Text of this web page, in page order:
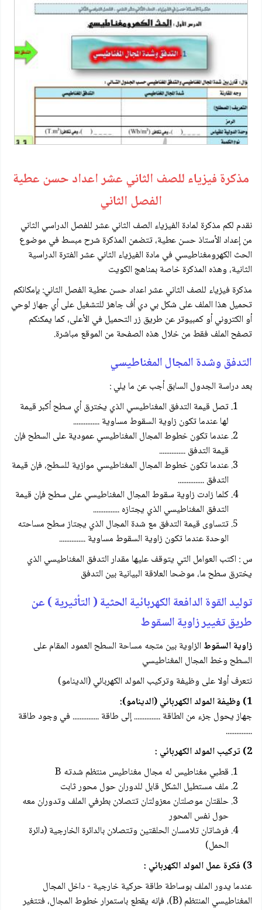
مذكرة فيزياء للصف الثاني عشر اعداد حسن عطية
الفصل الثاني
نقدم لكم مذكرة لمادة الفيزياء الصف الثاني عشر للفصل الدراسي الثاني
من إعداد الأستاذ حسن عطية، تتضمن المذكرة شرح مبسط في موضوع
الحث الكهرومغناطيسي في مادة الفيزياء الثاني عشر الفترة الدراسية
الثانية، وهذه المذكرة خاصة بمناهج الكويت
مذكرة فيزياء للصف الثاني عشر اعداد حسن عطية الفصل الثاني: بإمكانكم
تحميل هذا الملف على شكل بي دي أف جاهز للتشغيل على أي جهاز لوحي
أو الكتروني أو كمبيوتر عن طريق زر التحميل في الأعلى، كما يمكنكم
تصفح الملف فقط من خلال هذه الصفحة من الموقع مباشرة.
التدفق وشدة المجال المغناطيسي
بعد دراسة الجدول السابق أجب عن ما يلي :
تصل قيمة التدفق المغناطيسي الذي يخترق أي سطح أكبر قيمة
لها عندما تكون زاوية السقوط مساوية ...............
عندما تكون خطوط المجال المغناطيسي عمودية على السطح فإن
قيمة التدفق ...............
عندما تكون خطوط المجال المغناطيسي موازية للسطح، فإن قيمة
التدفق ...............
كلما زادت زاوية سقوط المجال المغناطيسي على سطح فإن قيمة
التدفق المغناطيسي الذي يجتازه ...............
تتساوى قيمة التدفق مع شدة المجال الذي يجتاز سطح مساحته
الوحدة عندما تكون زاوية السقوط مساوية ...............
س : اكتب العوامل التي يتوقف عليها مقدار التدفق المغناطيسي الذي
يخترق سطح ما، موضحا العلاقة البيانية بين التدفق
توليد القوة الدافعة الكهربائية الحثية ( التأثيرية ) عن
طريق تغيير زاوية السقوط
زاوية السقوط الزاوية بين متجه مساحة السطح العمود المقام على
السطح وخط المجال المغناطيسي
نتعرف أولا على وظيفة وتركيب المولد الكهربائي (الدينامو)
1) وظيفة المولد الكهربائي (الدينامو):
جهاز يحول جزء من الطاقة ............... إلى طاقة ............... في وجود طاقة
...............
2) تركيب المولد الكهربائي :
قطبي مغناطيس له مجال مغناطيس منتظم شدته B
ملف مستطيل الشكل قابل للدوران حول محور ثابت
حلقتان موصلتان معزولتان تتصلان بطرفي الملف وتدوران معه
حول نفس المحور
فرشاتان تلامسان الحلقتين وتتصلان بالدائرة الخارجية (دائرة
الحمل)
3) فكرة عمل المولد الكهربائي :
عندما يدور الملف بوساطة طاقة حركية خارجية - داخل المجال
المغناطيسي المنتظم (B)، فإنه يقطع باستمرار خطوط المجال، فتتغير